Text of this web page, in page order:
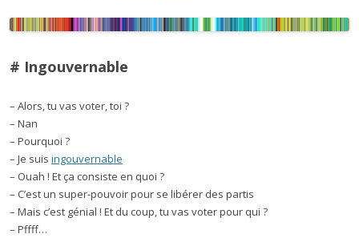
# Ingouvernable
– Alors, tu vas voter, toi ?
– Nan
– Pourquoi ?
– Je suis ingouvernable
– Ouah ! Et ça consiste en quoi ?
– C’est un super-pouvoir pour se libérer des partis
– Mais c’est génial ! Et du coup, tu vas voter pour qui ?
– Pffff…